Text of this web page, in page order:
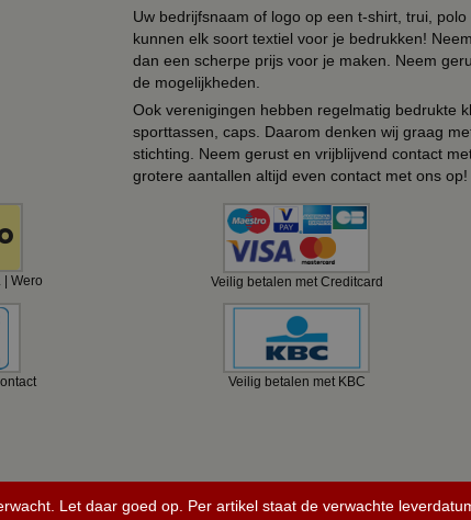
Uw bedrijfsnaam of logo op een t-shirt, trui,
kunnen elk soort textiel voor je bedrukken!
dan een scherpe prijs voor je maken. Neem
de mogelijkheden.
Ook verenigingen hebben regelmatig bedrukte
sporttassen, caps. Daarom denken wij graag
stichting. Neem gerust en vrijblijvend contact
grotere aantallen altijd even contact met ons
| Wero Veilig betalen met Creditcard
Veilig betalen met KBC
Let daar goed op. Per artikel staat de verwachte